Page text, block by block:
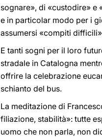
sognare», di «custodire» e
e in particolar modo per i
assumersi «compiti
E tanti sogni per il loro
stradale in Catalogna
offrire la celebrazione
schianto del bus.
La meditazione di
filiazione, stabilità»: tutte
uomo che non parla, non